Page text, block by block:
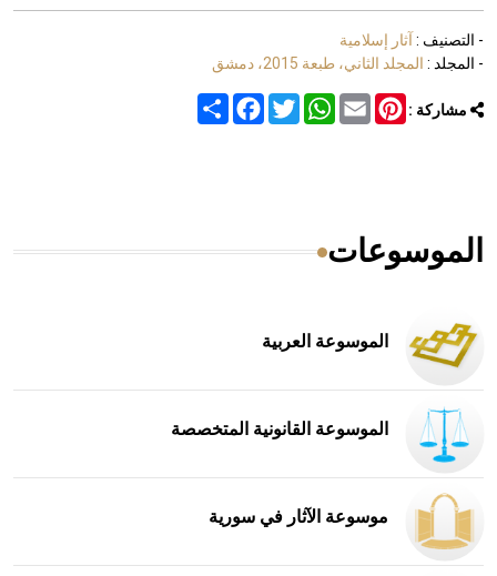
- التصنيف : آثار إسلامية
- المجلد : المجلد الثاني، طبعة 2015، دمشق
مشاركة : Share
FacebookTwitter
WhatsAppEmail
Pinterest
الموسوعات
الموسوعة العربية
الموسوعة القانونية المتخصصة
موسوعة الآثار في سورية